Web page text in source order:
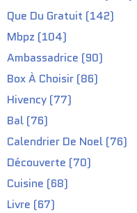
Que Du Gratuit (142)
Mbpz (104)
Ambassadrice (90)
Box À Choisir (86)
Hivency (77)
Bal (76)
Calendrier De Noel (76)
Découverte (70)
Cuisine (68)
Livre (67)